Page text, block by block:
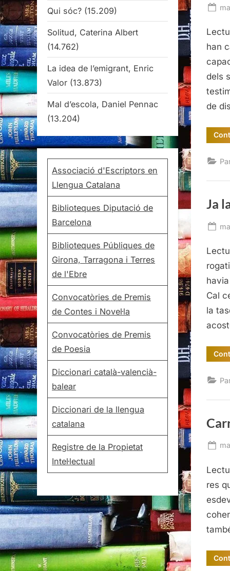
han
dels
de
Ja
Cal
la
res
Qui sóc? (15.209)
Solitud, Caterina Albert
(14.762)
La idea de l’emigrant, Enric
Valor (13.873)
Mal d’escola, Daniel Pennac
(13.204)
Associació d'Escriptors en
Llengua Catalana
Biblioteques Diputació de
Barcelona
Biblioteques Públiques de
Girona, Tarragona i Terres
de l'Ebre
Convocatòries de Premis
de Contes i Novel·la
Convocatòries de Premis
de Poesia
Diccionari català-valencià-
balear
Diccionari de la llengua
catalana
Registre de la Propietat
Intel·lectual